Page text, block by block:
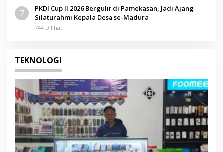
7
PKDI Cup II 2026 Bergulir di Pamekasan, Jadi Ajang
Silaturahmi Kepala Desa se-Madura
744 Dilihat
TEKNOLOGI